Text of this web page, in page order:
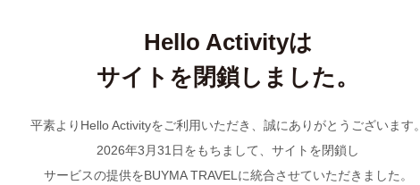
Hello Activityは
サイトを閉鎖しました。
平素よりHello Activityをご利用いただき、誠にありがとうございます。
2026年3月31日をもちまして、サイトを閉鎖し
サービスの提供をBUYMA TRAVELに統合させていただきました。